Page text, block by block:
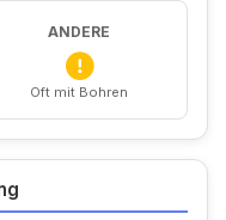
ANDERE
Oft mit Bohren